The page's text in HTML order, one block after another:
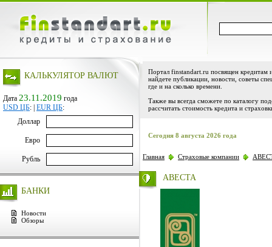
КАЛЬКУЛЯТОР ВАЛЮТ
Дата 23.11.2019 года
USD ЦБ: EUR ЦБ:
Доллар
Евро
Рубль
БАНКИ
Новости
Обзоры
Портал finstandart.ru посвящен кредитам
найдете публикации, новости, советы
где и на сколько времени.
Также вы всегда сможете по каталогу
рассчитать стоимость кредита и
Сегодня 8 августа 2026 года
Главная Страховые компании
АВЕСТА